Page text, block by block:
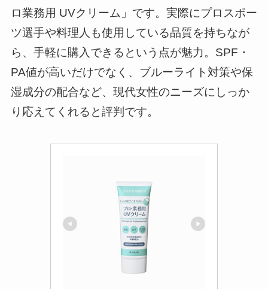
ロ業務用 UVクリーム」です。実際にプロスポー
ツ選手や料理人も使用している品質を持ちなが
ら、手軽に購入できるという点が魅力。SPF・
PA値が高いだけでなく、ブルーライト対策や保
湿成分の配合など、現代女性のニーズにしっか
り応えてくれると評判です。